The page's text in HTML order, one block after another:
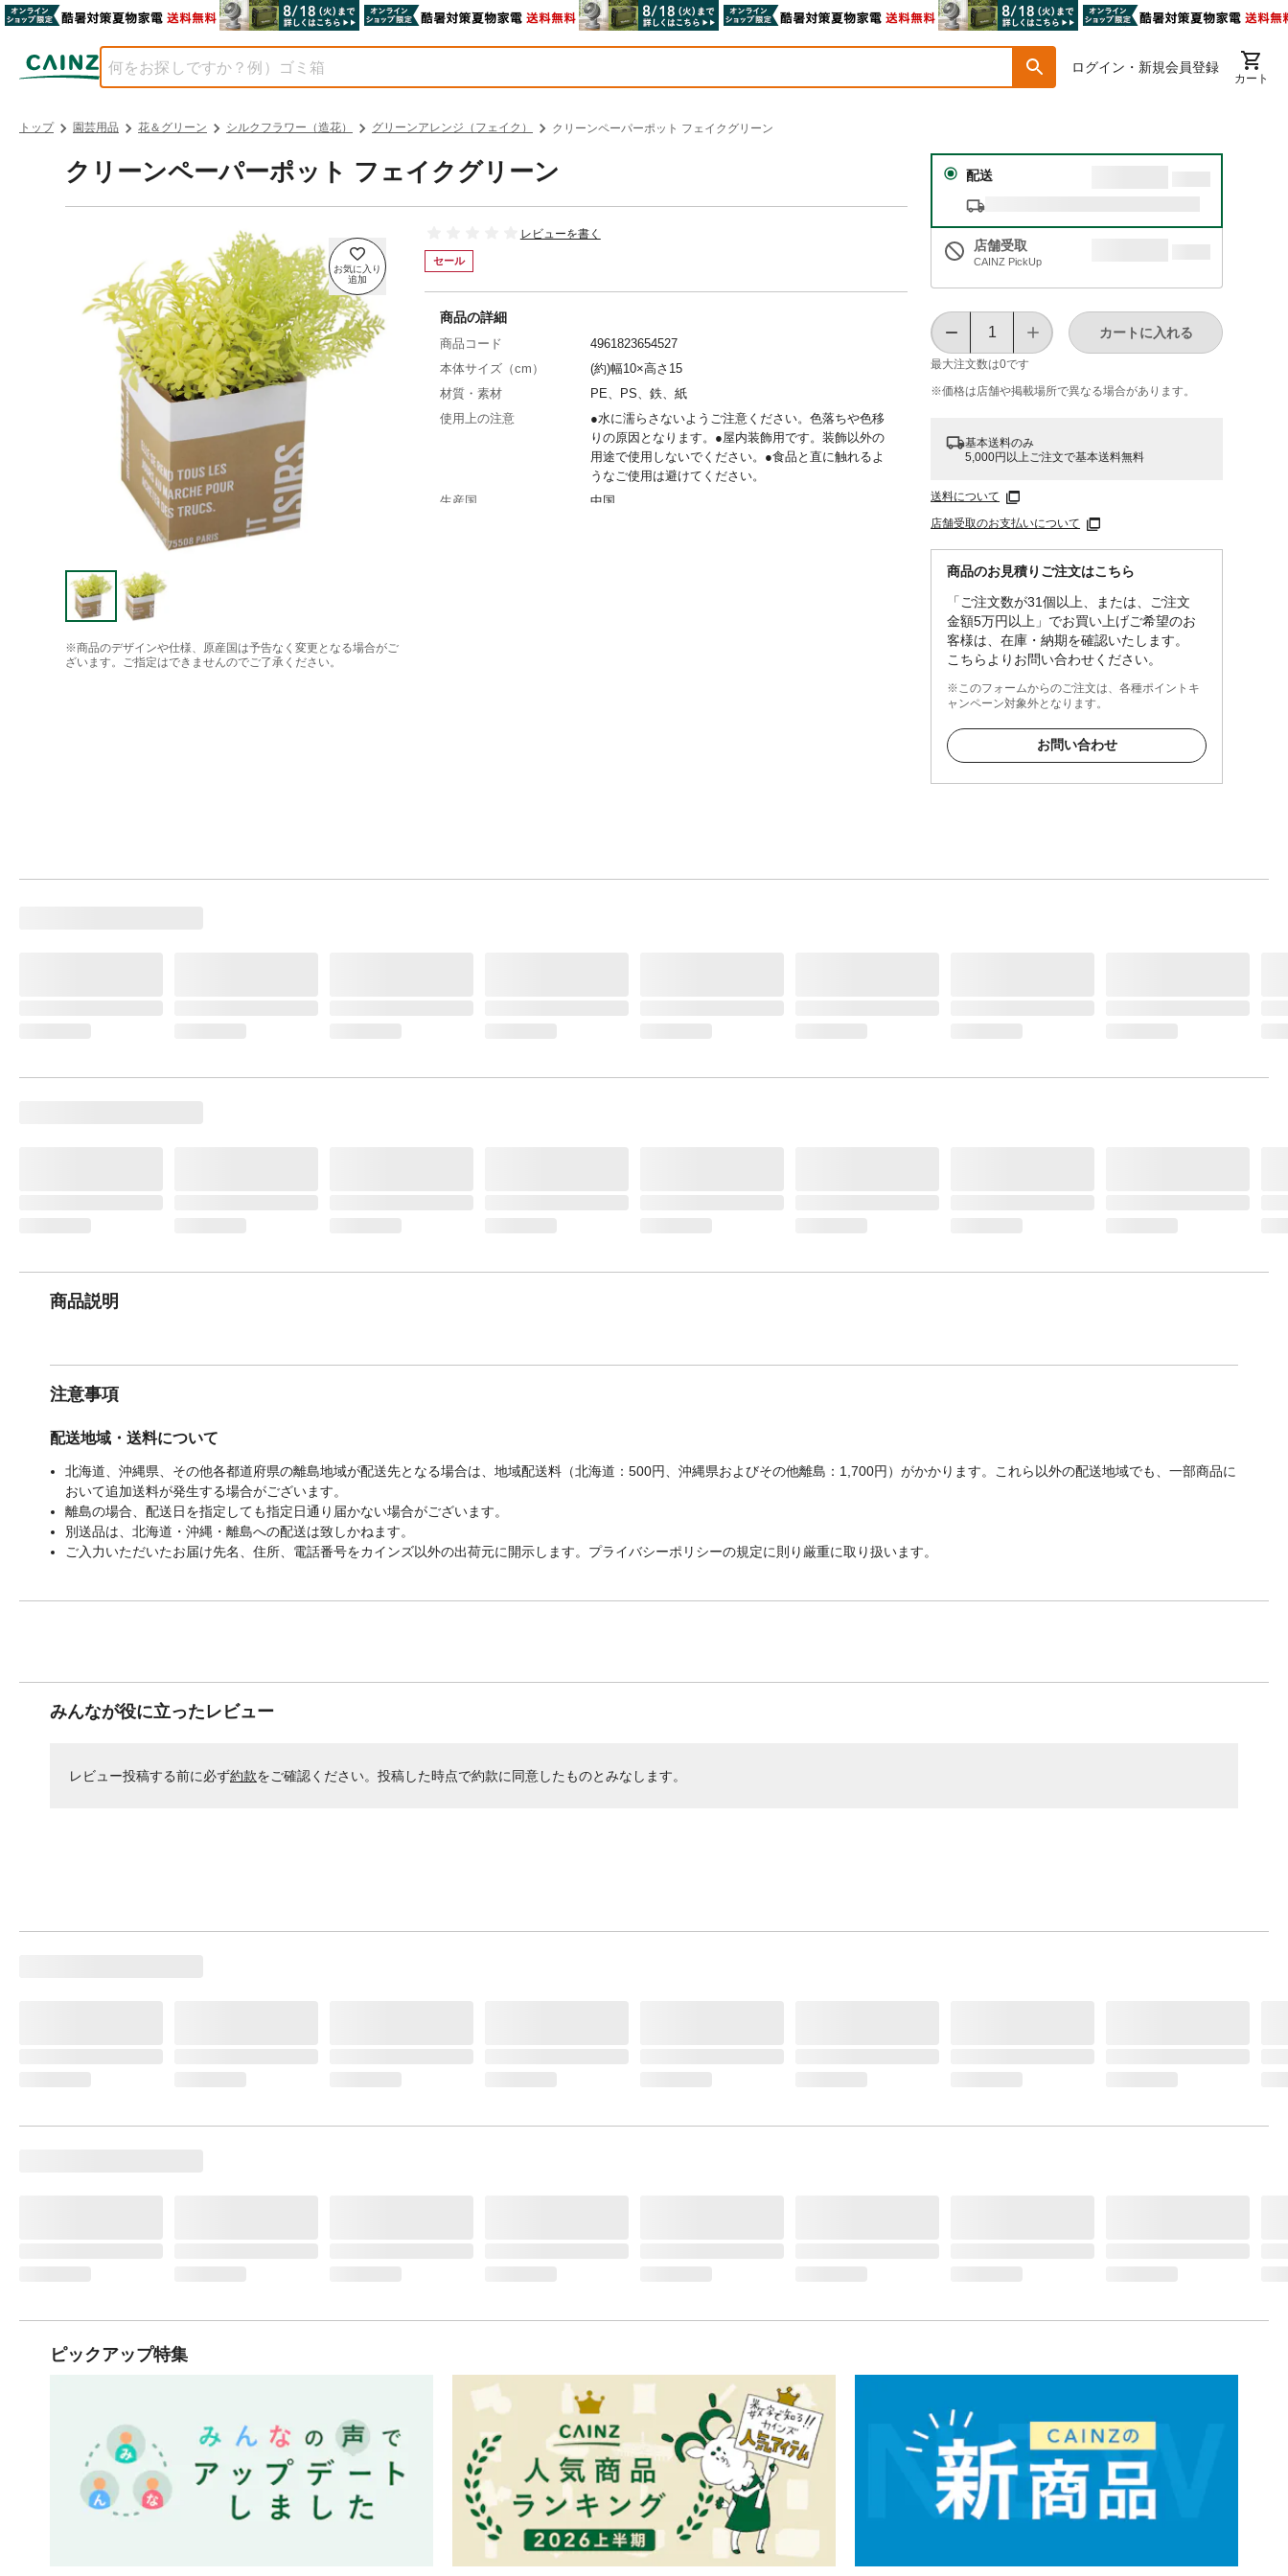
ログイン・新規会員登録
カート
トップ 園芸用品 花＆グリーン シルクフラワー（造花） グリーンアレンジ（フェイク） クリーンペーパーポット フェイクグリーン
クリーンペーパーポット フェイクグリーン
※商品のデザインや仕様、原産国は予告なく変更となる場合がご
ざいます。ご指定はできませんのでご了承ください。
レビューを書く
セール
配送
店舗受取
CAINZ PickUp
最大注文数は0です
カートに入れる
※価格は​店舗や​掲載場所で​異なる​場合が​あります。
基本送料のみ
5,000円以上ご注文で基本送料無料
送料について
店舗受取のお支払いについて
商品のお見積りご注文はこちら
「ご注文数が31個以上、または、ご注文
金額5万円以上」でお買い上げご希望のお
客様は、在庫・納期を確認いたします。
こちらよりお問い合わせください。
※このフォームからのご注文は、各種ポイントキ
ャンペーン対象外となります。
お問い合わせ
商品の詳細
商品コード
4961823654527
本体サイズ（cm）
(約)幅10×高さ15
材質・素材
PE、PS、鉄、紙
使用上の注意
●水に濡らさないようご注意ください。色落ちや色移
りの原因となります。●屋内装飾用です。装飾以外の
用途で使用しないでください。●食品と直に触れるよ
うなご使用は避けてください。
生産国
中国
商品説明
注意事項
配送地域・送料について
北海道、沖縄県、その他各都道府県の離島地域が配送先となる場合は、地域配送料（北海道：500円、沖縄県およびその他離島：1,700円）がかかります。これら以外の配送地域でも、一部商品に
おいて追加送料が発生する場合がございます。
離島の場合、配送日を指定しても指定日通り届かない場合がございます。
別送品は、北海道・沖縄・離島への配送は致しかねます。
ご入力いただいたお届け先名、住所、電話番号をカインズ以外の出荷元に開示します。プライバシーポリシーの規定に則り厳重に取り扱います。
みんなが役に立ったレビュー
レビュー投稿する前に必ず約款をご確認ください。投稿した時点で約款に同意したものとみなします。
ピックアップ特集